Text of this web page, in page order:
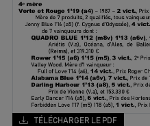
TÉLÉCHARGER LE PDF